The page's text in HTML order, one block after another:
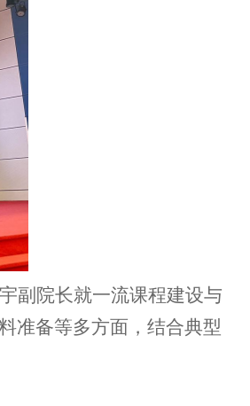
副院长就一流课程建设与
准备等多方面，结合典型